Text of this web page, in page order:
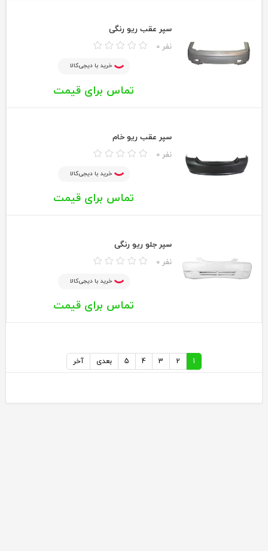
سپر عقب ریو رنگی
0 نفر
خرید با دیجی‌کالا
تماس برای قیمت
سپر عقب ریو خام
0 نفر
خرید با دیجی‌کالا
تماس برای قیمت
سپر جلو ریو رنگی
0 نفر
خرید با دیجی‌کالا
تماس برای قیمت
1
2
3
4
5 بعدی آخر